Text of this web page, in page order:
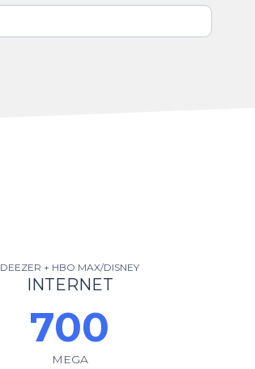
DEEZER + HBO MAX/DISNEY
INTERNET
700
MEGA